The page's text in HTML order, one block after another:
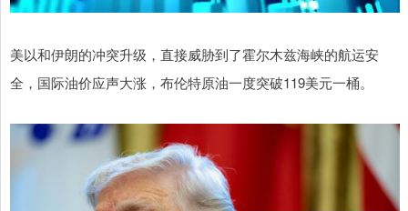
美以和伊朗的冲突升级，直接威胁到了霍尔木兹海峡的航运安
全，国际油价应声大涨，布伦特原油一度突破119美元一桶。